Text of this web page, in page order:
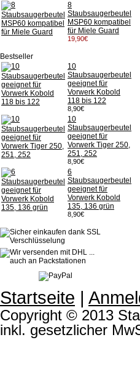
8
Staubsaugerbeutel
MSP60 kompatibel
für Miele Guard
19,90€
Bestseller
10
Staubsaugerbeutel
geeignet für
Vorwerk Kobold
118 bis 122
8,90€
10
Staubsaugerbeutel
geeignet für
Vorwerk Tiger 250,
251, 252
8,90€
6
Staubsaugerbeutel
geeignet für
Vorwerk Kobold
135, 136 grün
8,90€
Startseite |
Copyright © 2013
inkl. gesetzlicher